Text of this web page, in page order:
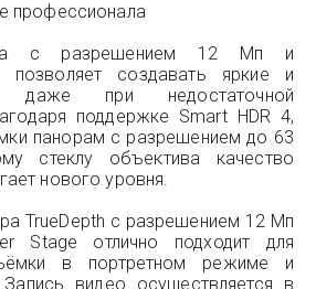
профессионала
с разрешением 12 Мп и
позволяет создавать яркие и
даже при недостаточной
поддержке Smart HDR 4,
панорам с разрешением до 63
стеклу объектива качество
нового уровня.
TrueDepth с разрешением 12 Мп
Stage отлично подходит для
в портретном режиме и
видео осуществляется в